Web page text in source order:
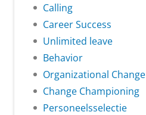
Calling
Career Success
Unlimited leave
Behavior
Organizational Change
Change Championing
Personeelsselectie